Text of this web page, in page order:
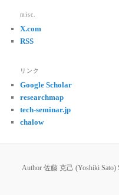
misc.
X.com
RSS
リンク
Google Scholar
researchmap
tech-seminar.jp
chalow
Author 佐藤 克己 (Yoshiki Sato)